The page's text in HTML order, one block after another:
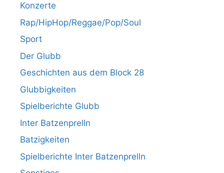
Konzerte
Rap/HipHop/Reggae/Pop/Soul
Sport
Der Glubb
Geschichten aus dem Block 28
Glubbigkeiten
Spielberichte Glubb
Inter Batzenprelln
Batzigkeiten
Spielberichte Inter Batzenprelln